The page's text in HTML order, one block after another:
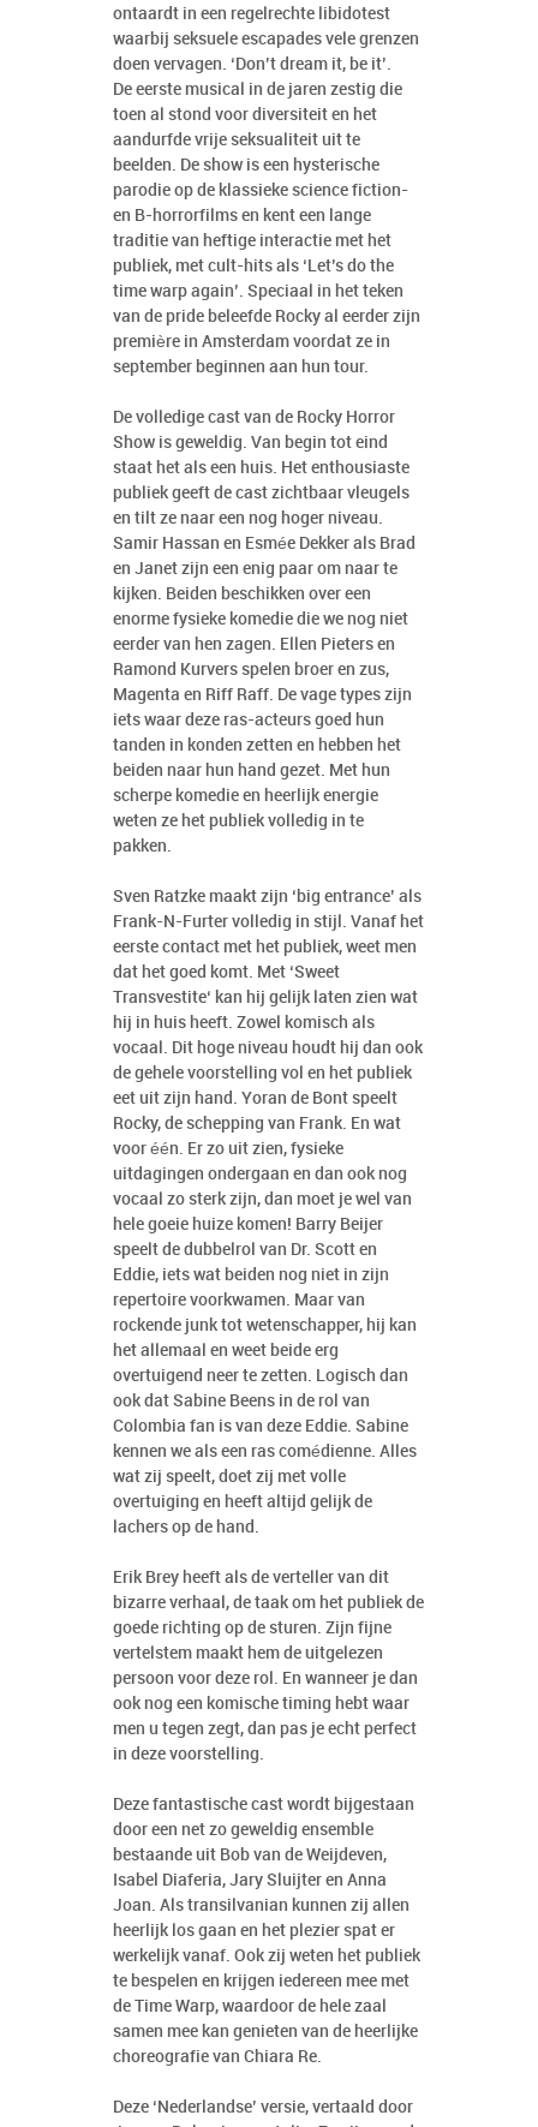
ontaardt in een regelrechte libidotest
waarbij seksuele escapades vele grenzen
doen vervagen. ‘Don’t dream it, be it’.
De eerste musical in de jaren zestig die
toen al stond voor diversiteit en het
aandurfde vrije seksualiteit uit te
beelden. De show is een hysterische
parodie op de klassieke science fiction-
en B-horrorfilms en kent een lange
traditie van heftige interactie met het
publiek, met cult-hits als ‘Let’s do the
time warp again’. Speciaal in het teken
van de pride beleefde Rocky al eerder zijn
première in Amsterdam voordat ze in
september beginnen aan hun tour.
De volledige cast van de Rocky Horror
Show is geweldig. Van begin tot eind
staat het als een huis. Het enthousiaste
publiek geeft de cast zichtbaar vleugels
en tilt ze naar een nog hoger niveau.
Samir Hassan en Esmée Dekker als Brad
en Janet zijn een enig paar om naar te
kijken. Beiden beschikken over een
enorme fysieke komedie die we nog niet
eerder van hen zagen. Ellen Pieters en
Ramond Kurvers spelen broer en zus,
Magenta en Riff Raff. De vage types zijn
iets waar deze ras-acteurs goed hun
tanden in konden zetten en hebben het
beiden naar hun hand gezet. Met hun
scherpe komedie en heerlijk energie
weten ze het publiek volledig in te
pakken.
Sven Ratzke maakt zijn ‘big entrance’ als
Frank-N-Furter volledig in stijl. Vanaf het
eerste contact met het publiek, weet men
dat het goed komt. Met ‘Sweet
Transvestite‘ kan hij gelijk laten zien wat
hij in huis heeft. Zowel komisch als
vocaal. Dit hoge niveau houdt hij dan ook
de gehele voorstelling vol en het publiek
eet uit zijn hand. Yoran de Bont speelt
Rocky, de schepping van Frank. En wat
voor één. Er zo uit zien, fysieke
uitdagingen ondergaan en dan ook nog
vocaal zo sterk zijn, dan moet je wel van
hele goeie huize komen! Barry Beijer
speelt de dubbelrol van Dr. Scott en
Eddie, iets wat beiden nog niet in zijn
repertoire voorkwamen. Maar van
rockende junk tot wetenschapper, hij kan
het allemaal en weet beide erg
overtuigend neer te zetten. Logisch dan
ook dat Sabine Beens in de rol van
Colombia fan is van deze Eddie. Sabine
kennen we als een ras comédienne. Alles
wat zij speelt, doet zij met volle
overtuiging en heeft altijd gelijk de
lachers op de hand.
Erik Brey heeft als de verteller van dit
bizarre verhaal, de taak om het publiek de
goede richting op de sturen. Zijn fijne
vertelstem maakt hem de uitgelezen
persoon voor deze rol. En wanneer je dan
ook nog een komische timing hebt waar
men u tegen zegt, dan pas je echt perfect
in deze voorstelling.
Deze fantastische cast wordt bijgestaan
door een net zo geweldig ensemble
bestaande uit Bob van de Weijdeven,
Isabel Diaferia, Jary Sluijter en Anna
Joan. Als transilvanian kunnen zij allen
heerlijk los gaan en het plezier spat er
werkelijk vanaf. Ook zij weten het publiek
te bespelen en krijgen iedereen mee met
de Time Warp, waardoor de hele zaal
samen mee kan genieten van de heerlijke
choreografie van Chiara Re.
Deze ‘Nederlandse’ versie, vertaald door